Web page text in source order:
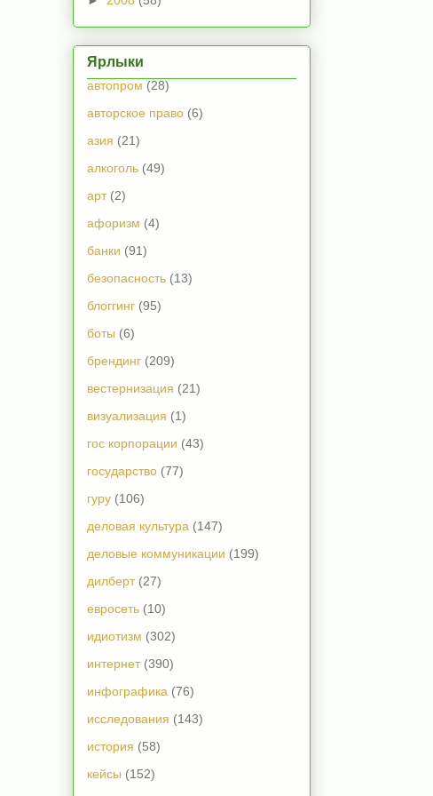
Ярлыки
автопром (28)
авторское право (6)
азия (21)
алкоголь (49)
арт (2)
афоризм (4)
банки (91)
безопасность (13)
блоггинг (95)
боты (6)
брендинг (209)
вестернизация (21)
визуализация (1)
гос корпорации (43)
государство (77)
гуру (106)
деловая культура (147)
деловые коммуникации (199)
дилберт (27)
евросеть (10)
идиотизм (302)
интернет (390)
инфографика (76)
исследования (143)
история (58)
кейсы (152)